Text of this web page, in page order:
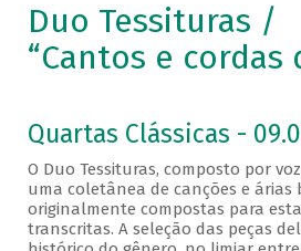
Duo Tessituras /
“Cantos e cordas
Quartas Clássicas -
O Duo Tessituras, composto por
uma coletânea de canções e árias
originalmente compostas para
transcritas. A seleção das peças